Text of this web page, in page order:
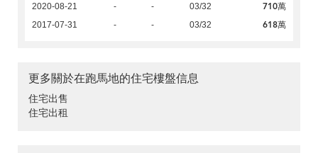
2020-08-21 - - 03/32 710萬
2017-07-31 - - 03/32 618萬
更多關於在跑馬地的住宅樓盤信息
住宅出售
住宅出租